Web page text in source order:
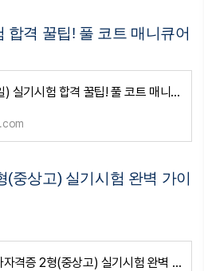
합격 꿀팁! 풀 코트 매니큐어
미용사(네일) 실기시험 합격 꿀팁! 풀 코트 매니큐어
중상고) 실기시험 완벽 가이
이용사 국가자격증 2형(중상고) 실기시험 완벽 가이드